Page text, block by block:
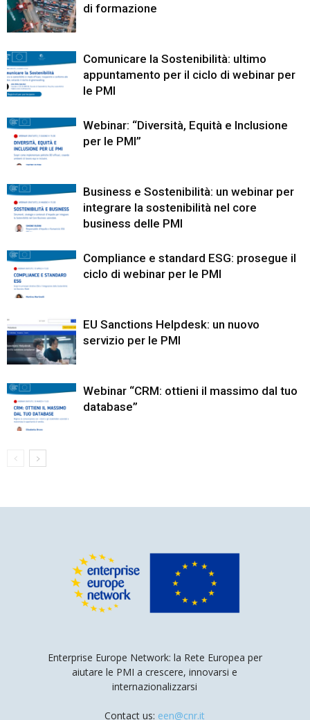
di formazione
Comunicare la Sostenibilità: ultimo
appuntamento per il ciclo di webinar per
le PMI
Webinar: “Diversità, Equità e Inclusione
per le PMI”
Business e Sostenibilità: un webinar per
integrare la sostenibilità nel core
business delle PMI
Compliance e standard ESG: prosegue il
ciclo di webinar per le PMI
EU Sanctions Helpdesk: un nuovo
servizio per le PMI
Webinar “CRM: ottieni il massimo dal tuo
database”
Enterprise Europe Network: la Rete Europea per
aiutare le PMI a crescere, innovarsi e
internazionalizzarsi
Contact us: een@cnr.it